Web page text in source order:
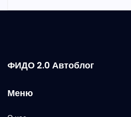
ФИДО 2.0 Автоблог
Меню